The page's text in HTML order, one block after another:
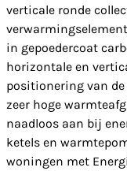
verticale ronde
in gepoedercoat
horizontale en
positionering van
zeer hoge
naadloos aan bij
ketels en
woningen met